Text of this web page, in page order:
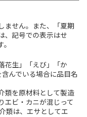
ません。また、「夏期
、記号での表示はせ
花生」「えび」「か
んでいる場合に品目名
類を原材料として製造
エビ・カニが混じって
類は、エサとしてエ